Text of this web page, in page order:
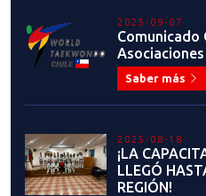
2025-09-07
Comunicado
Asociaciones
Saber más
2025-08-18
¡LA
LLEGÓ
REGIÓN!